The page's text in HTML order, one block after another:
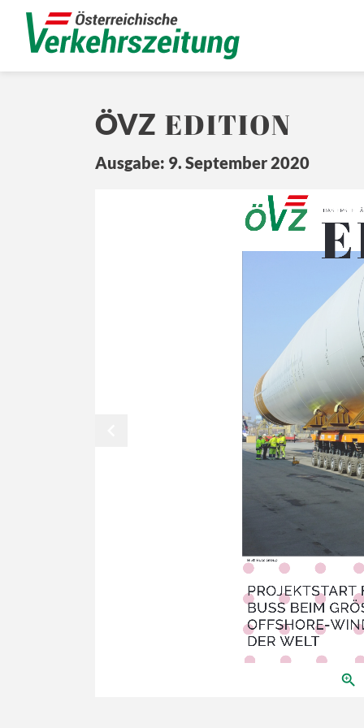
ÖVZ EDITION
Ausgabe: 9. September 2020
Z
Ö
Bild: Buss Group
DAS ERSTE
PROJEKTSTART
BUSS BEIM
OFFSHORE-
DER WELT
zoom_in